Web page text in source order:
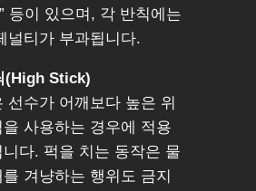
등이 있으며, 각 반칙에는
널티가 부과됩니다.
(High Stick)
선수가 어깨보다 높은 위
사용하는 경우에 적용
다. 퍽을 치는 동작은 물
겨냥하는 행위도 금지